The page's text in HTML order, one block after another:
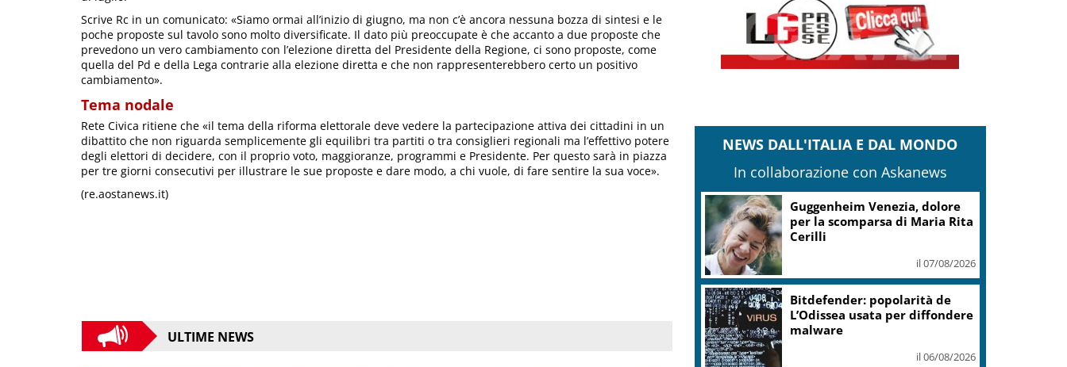
Scrive Rc in un comunicato: «Siamo ormai all’inizio di giugno, ma non c’è ancora nessuna bozza di sintesi e le
poche proposte sul tavolo sono molto diversificate. Il dato più preoccupate è che accanto a due proposte che
prevedono un vero cambiamento con l’elezione diretta del Presidente della Regione, ci sono proposte, come
quella del Pd e della Lega contrarie alla elezione diretta e che non rappresenterebbero certo un positivo
cambiamento».
Tema nodale
Rete Civica ritiene che «il tema della riforma elettorale deve vedere la partecipazione attiva dei cittadini in un
dibattito che non riguarda semplicemente gli equilibri tra partiti o tra consiglieri regionali ma l’effettivo potere
degli elettori di decidere, con il proprio voto, maggioranze, programmi e Presidente. Per questo sarà in piazza
per tre giorni consecutivi per illustrare le sue proposte e dare modo, a chi vuole, di fare sentire la sua voce».
(re.aostanews.it)
ULTIME NEWS
NEWS DALL'ITALIA E DAL MONDO
In collaborazione con Askanews
Guggenheim Venezia, dolore
per la scomparsa di Maria Rita
Cerilli
il 07/08/2026
Bitdefender: popolarità de
L’Odissea usata per diffondere
malware
il 06/08/2026